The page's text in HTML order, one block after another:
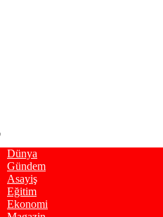
Dünya
Gündem
Asayiş
Eğitim
Ekonomi